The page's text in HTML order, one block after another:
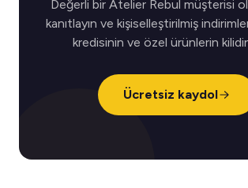
Değerli bir Atelier Rebul müşterisi
kanıtlayın ve kişiselleştirilmiş
kredisinin ve özel ürünlerin
Ücretsiz kaydol